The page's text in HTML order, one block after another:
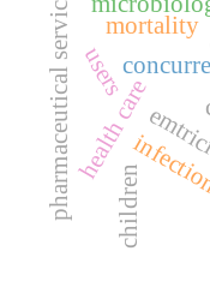
health care
pharmaceutical services users
mortality
children